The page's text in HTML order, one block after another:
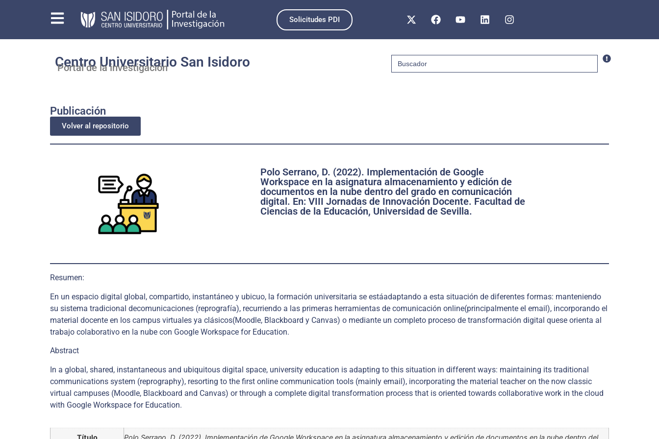
Solicitudes PDI
Centro Universitario San Isidoro
Portal de la investigación
Buscar:
Publicación
Volver al repositorio
Polo Serrano, D. (2022). Implementación de Google
Workspace en la asignatura almacenamiento y edición de
documentos en la nube dentro del grado en comunicación
digital. En: VIII Jornadas de Innovación Docente. Facultad de
Ciencias de la Educación, Universidad de Sevilla.
Resumen:
En un espacio digital global, compartido, instantáneo y ubicuo, la formación universitaria se estáadaptando a esta situación de diferentes formas: manteniendo
su sistema tradicional decomunicaciones (reprografía), recurriendo a las primeras herramientas de comunicación online(principalmente el email), incorporando el
material docente en los campus virtuales ya clásicos(Moodle, Blackboard y Canvas) o mediante un completo proceso de transformación digital quese orienta al
trabajo colaborativo en la nube con Google Workspace for Education.
Abstract
In a global, shared, instantaneous and ubiquitous digital space, university education is adapting to this situation in different ways: maintaining its traditional
communications system (reprography), resorting to the first online communication tools (mainly email), incorporating the material teacher on the now classic
virtual campuses (Moodle, Blackboard and Canvas) or through a complete digital transformation process that is oriented towards collaborative work in the cloud
with Google Workspace for Education.
Título Polo Serrano, D. (2022). Implementación de Google Workspace en la asignatura almacenamiento y edición de documentos en la nube dentro del